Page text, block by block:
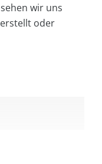
wir uns
oder